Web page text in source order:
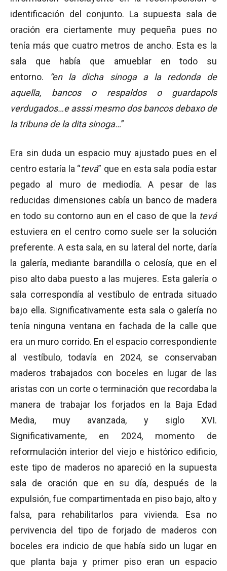
identificación del conjunto. La supuesta sala de
oración era ciertamente muy pequeña pues no
tenía más que cuatro metros de ancho. Esta es la
sala que había que amueblar en todo su
entorno.
“en la dicha sinoga a la redonda de
aquella, bancos o respaldos o guardapols
verdugados…e asssi mesmo dos bancos debaxo de
la tribuna de la dita sinoga…”
Era sin duda un espacio muy ajustado pues en el
centro estaría la “tevá” que en esta sala podía estar
pegado al muro de mediodía. A pesar de las
reducidas dimensiones cabía un banco de madera
en todo su contorno aun en el caso de que la tevá
estuviera en el centro como suele ser la solución
preferente. A esta sala, en su lateral del norte, daría
la galería, mediante barandilla o celosía, que en el
piso alto daba puesto a las mujeres. Esta galería o
sala correspondía al vestíbulo de entrada situado
bajo ella. Significativamente esta sala o galería no
tenía ninguna ventana en fachada de la calle que
era un muro corrido. En el espacio correspondiente
al vestíbulo, todavía en 2024, se conservaban
maderos trabajados con boceles en lugar de las
aristas con un corte o terminación que recordaba la
manera de trabajar los forjados en la Baja Edad
Media, muy avanzada, y siglo XVI.
Significativamente, en 2024, momento de
reformulación interior del viejo e histórico edificio,
este tipo de maderos no apareció en la supuesta
sala de oración que en su día, después de la
expulsión, fue compartimentada en piso bajo, alto y
falsa, para rehabilitarlos para vivienda. Esa no
pervivencia del tipo de forjado de maderos con
boceles era indicio de que había sido un lugar en
que planta baja y primer piso eran un espacio